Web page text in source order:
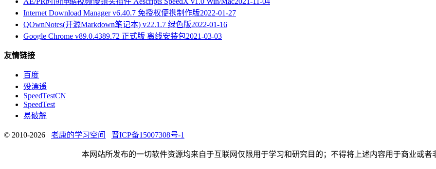
Internet Download Manager v6.40.7 免授权便携制作版2022-01-27
QOwnNotes(开源Markdown笔记本) v22.1.7 绿色版2022-01-16
Google Chrome v89.0.4389.72 正式版 离线安装包2021-03-03
友情链接
百度
殁漂遥
SpeedTestCN
SpeedTest
易破解
© 2010-2026 老康的学习空间 晋ICP备15007308号-1
本网站所发布的一切软件资源均来自于互联网仅限用于学习和研究目的；不得将上述内容用于商业或者